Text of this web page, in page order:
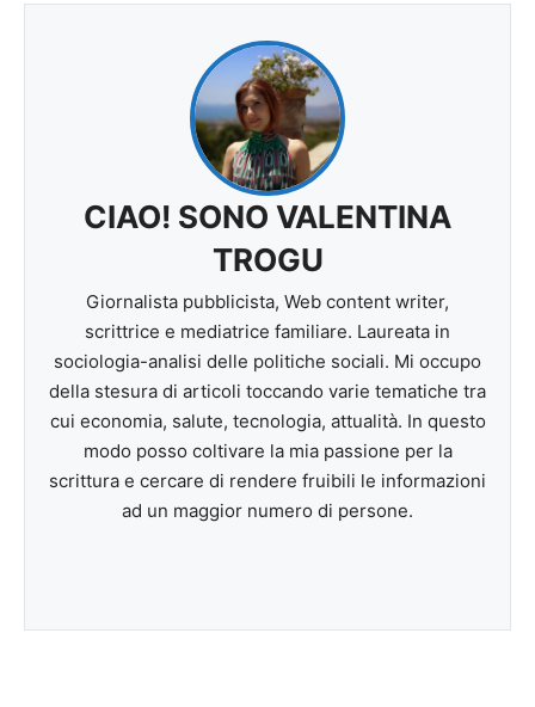
CIAO! SONO VALENTINA
TROGU
Giornalista pubblicista, Web content writer,
scrittrice e mediatrice familiare. Laureata in
sociologia-analisi delle politiche sociali. Mi occupo
della stesura di articoli toccando varie tematiche tra
cui economia, salute, tecnologia, attualità. In questo
modo posso coltivare la mia passione per la
scrittura e cercare di rendere fruibili le informazioni
ad un maggior numero di persone.